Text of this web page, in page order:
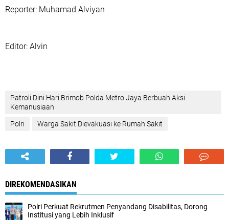
‎Reporter: Muhamad Alviyan
‎Editor: Alvin
‎Patroli Dini Hari Brimob Polda Metro Jaya Berbuah Aksi
Kemanusiaan
Polri Warga Sakit Dievakuasi ke Rumah Sakit
DIREKOMENDASIKAN
‎Polri Perkuat Rekrutmen Penyandang Disabilitas, Dorong
Institusi yang Lebih Inklusif